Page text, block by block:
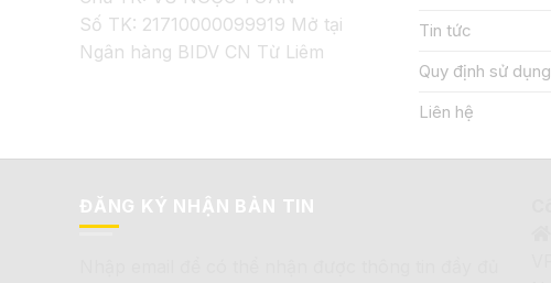
Số TK: 21710000099919 Mở tại
Ngân hàng BIDV CN Từ Liêm
Tin tức
Quy định sử dụng
Liên hệ
ĐĂNG KÝ NHẬN BẢN TIN